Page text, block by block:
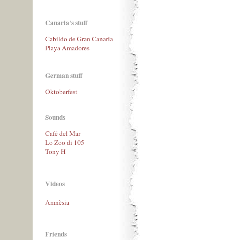
Canaria's stuff
Cabildo de Gran Canaria
Playa Amadores
German stuff
Oktoberfest
Sounds
Café del Mar
Lo Zoo di 105
Tony H
Videos
Amnèsia
Friends